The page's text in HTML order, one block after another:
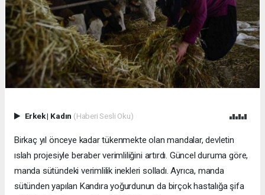
Erkek| Kadın (Haberi Sesli Oku)
Birkaç yıl önceye kadar tükenmekte olan mandalar, devletin
ıslah projesiyle beraber verimliliğini artırdı. Güncel duruma göre,
manda sütündeki verimlilik inekleri solladı. Ayrıca, manda
sütünden yapılan Kandıra yoğurdunun da birçok hastalığa şifa